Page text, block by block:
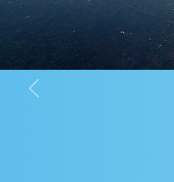
Previous